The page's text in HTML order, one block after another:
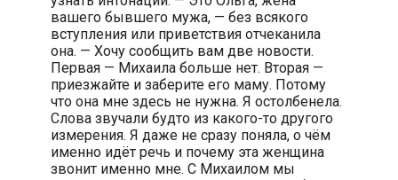
вашего бывшего мужа, — без всякого
вступления или приветствия отчеканила
она. — Хочу сообщить вам две новости.
Первая — Михаила больше нет. Вторая —
приезжайте и заберите его маму. Потому
что она мне здесь не нужна. Я остолбенела.
Слова звучали будто из какого-то другого
измерения. Я даже не сразу поняла, о чём
именно идёт речь и почему эта женщина
звонит именно мне. С Михаилом мы